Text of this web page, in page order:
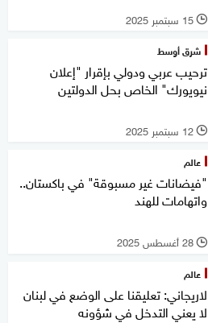
l 15 سبتمبر 2025
شرق أوسط
ترحيب عربي ودولي بإقرار "إعلان
نيويورك" الخاص بحل الدولتين
l 12 سبتمبر 2025
عالم
"فيضانات غير مسبوقة" في باكستان..
واتهامات للهند
l 28 أغسطس 2025
عالم
لاريجاني: تعليقنا على الوضع في لبنان
لا يعني التدخل في شؤونه